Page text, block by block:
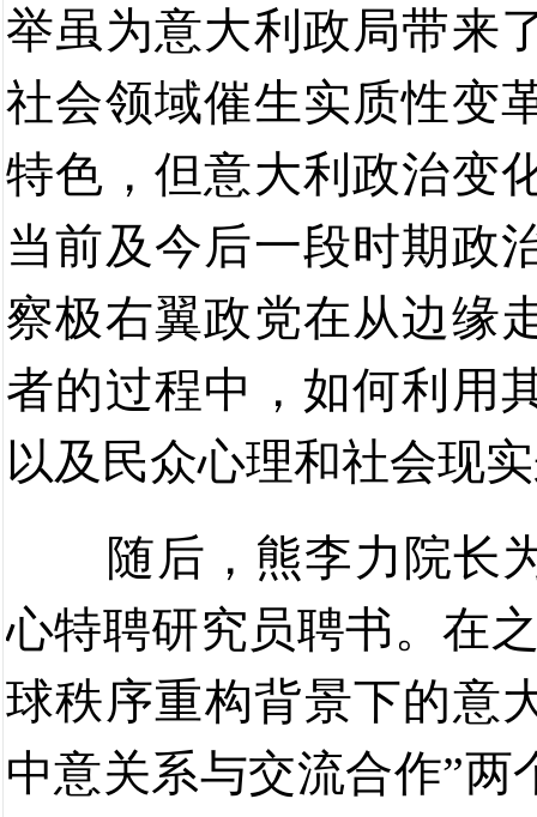
举虽为意大利政局带来
社会领域催生实质性变
特色，但意大利政治变
当前及今后一段时期政
察极右翼政党在从边缘
者的过程中，如何利用
以及民众心理和社会现
随后，熊李力院长
心特聘研究员聘书。在
球秩序重构背景下的意
中意关系与交流合作”两